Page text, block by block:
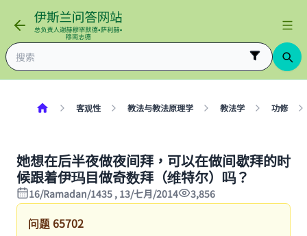
客观性 教法与教法原理学 教法学 功修
她想在后半夜做夜间拜，可以在做间歇拜的时
候跟着伊玛目做奇数拜（维特尔）吗？
16/Ramadan/1435 , 13/七月/2014 3,856
问题 65702